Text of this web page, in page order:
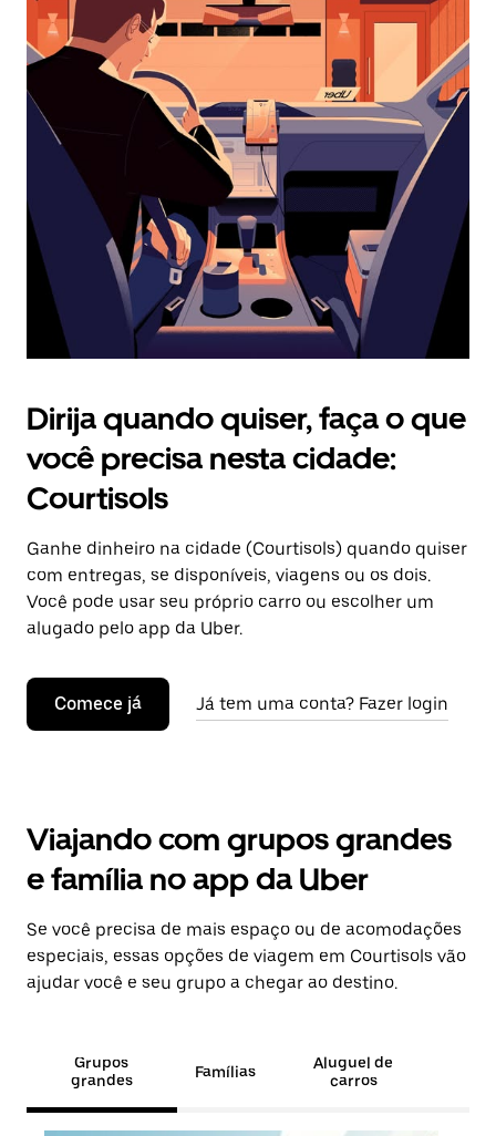
selecionar
uma
data.
Pressione
a
tecla
“ESC”
o
calendário.
Dirija quando quiser, faça o que
você precisa nesta cidade:
Courtisols
Ganhe dinheiro na cidade (Courtisols) quando quiser
com entregas, se disponíveis, viagens ou os dois.
Você pode usar seu próprio carro ou escolher um
alugado pelo app da Uber.
Comece já Já tem uma conta? Fazer login
Viajando com grupos grandes
e família no app da Uber
Se você precisa de mais espaço ou de acomodações
especiais, essas opções de viagem em Courtisols vão
ajudar você e seu grupo a chegar ao destino.
Grupos
grandes
Famílias
Aluguel de
carros